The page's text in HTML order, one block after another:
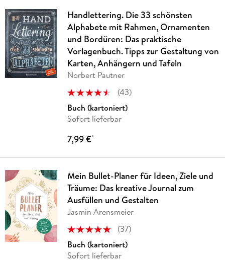
Handlettering. Die 33 schönsten
Alphabete mit Rahmen, Ornamenten
und Bordüren: Das praktische
Vorlagenbuch. Tipps zur Gestaltung von
Karten, Anhängern und Tafeln
Norbert Pautner
(43)
Buch (kartoniert)
Sofort lieferbar
7,99 €*
Mein Bullet-Planer für Ideen, Ziele und
Träume: Das kreative Journal zum
Ausfüllen und Gestalten
Jasmin Arensmeier
(37)
Buch (kartoniert)
Sofort lieferbar